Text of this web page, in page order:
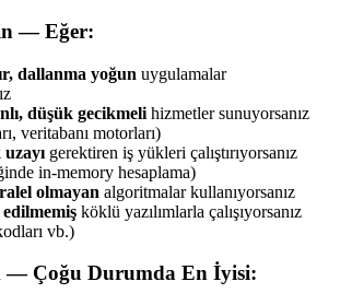
— Eğer:
dallanma yoğun uygulamalar
düşük gecikmeli hizmetler sunuyorsanız
veritabanı motorları)
gerektiren iş yükleri çalıştırıyorsanız
in-memory hesaplama)
olmayan algoritmalar kullanıyorsanız
köklü yazılımlarla çalışıyorsanız
vb.)
— Çoğu Durumda En İyisi: